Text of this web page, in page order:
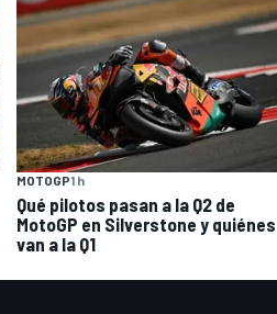
MOTOGP1 h
Qué pilotos pasan a la Q2 de
MotoGP en Silverstone y quiénes
van a la Q1